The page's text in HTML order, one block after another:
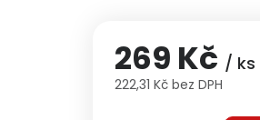
269 Kč / ks
222,31 Kč bez DPH